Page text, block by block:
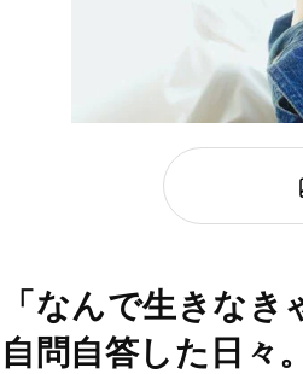
「なんで生きなき
自問自答した日々。